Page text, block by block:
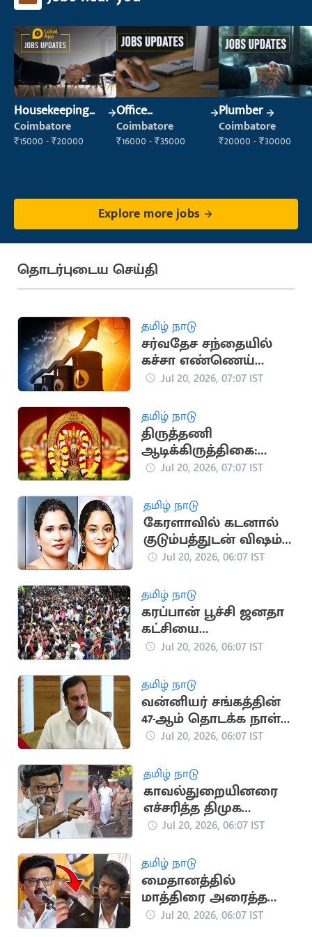
Housekeeping
Staff
(Housekeeping)
Coimbatore
₹15000 - ₹20000
Office
Administrator
Coimbatore
₹16000 - ₹35000
Plumber
Coimbatore
₹20000 - ₹30000
Explore more jobs
தொடர்புடைய செய்தி
தமிழ் நாடு
சர்வதேச சந்தையில்
கச்சா எண்ணெய்
விலை உயர்வு
Jul 20, 2026, 07:07 IST
தமிழ் நாடு
திருத்தணி
ஆடிக்கிருத்திகை:
ஆகஸ்ட் 6-இல்
மாவட்டத்திற்கு
உள்ளூர் விடுமுறை
Jul 20, 2026, 07:07 IST
தமிழ் நாடு
கேரளாவில் கடனால்
குடும்பத்துடன் விஷம்
அருந்திய சோகம்
Jul 20, 2026, 06:07 IST
தமிழ் நாடு
கரப்பான் பூச்சி ஜனதா
கட்சியை
பேச்சுவார்த்தைக்கு
Jul 20, 2026, 06:07 IST
தமிழ் நாடு
வன்னியர் சங்கத்தின்
47-ஆம் தொடக்க நாள்:
அன்புமணி ராமதாஸ்
Jul 20, 2026, 06:07 IST
தமிழ் நாடு
காவல்துறையினரை
எச்சரித்த திமுக
தலைவர்
Jul 20, 2026, 06:07 IST
தமிழ் நாடு
மைதானத்தில்
மாத்திரை அரைத்த
அமைச்சர்..
Jul 20, 2026, 06:07 IST